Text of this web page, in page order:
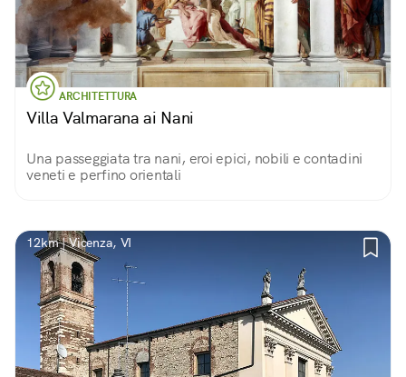
ARCHITETTURA
Villa Valmarana ai Nani
Una passeggiata tra nani, eroi epici, nobili e contadini
veneti e perfino orientali
12km | Vicenza, VI